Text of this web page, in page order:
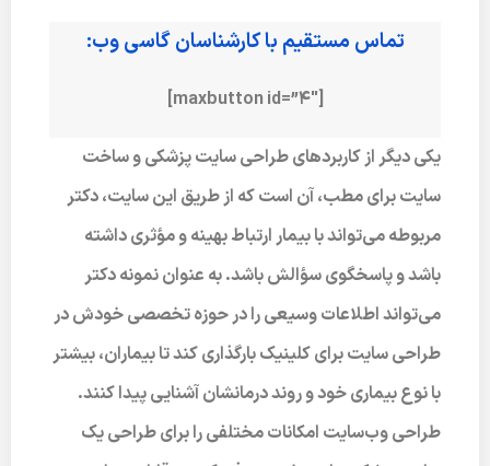
تماس مستقیم با کارشناسان گاسی وب:
[maxbutton id=”4″]
یکی دیگر از کاربردهای طراحی سایت پزشکی و ساخت
سایت برای مطب، آن است که از طریق این سایت، دکتر
مربوطه می‌تواند با بیمار ارتباط بهینه و مؤثری داشته
باشد و پاسخگوی سؤالش باشد. به عنوان نمونه دکتر
می‌تواند اطلاعات وسیعی را در حوزه تخصصی خودش در
طراحی سایت برای کلینیکبارگذاری کند تا بیماران، بیشتر
با نوع بیماری خود و روند درمانشان آشنایی پیدا کنند.
طراحی وب‌سایت امکانات مختلفی را برای طراحی یک